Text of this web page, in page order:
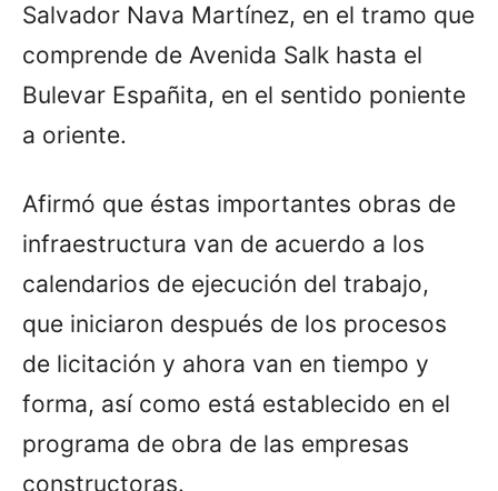
Salvador Nava Martínez, en el tramo que
comprende de Avenida Salk hasta el
Bulevar Españita, en el sentido poniente
a oriente.
Afirmó que éstas importantes obras de
infraestructura van de acuerdo a los
calendarios de ejecución del trabajo,
que iniciaron después de los procesos
de licitación y ahora van en tiempo y
forma, así como está establecido en el
programa de obra de las empresas
constructoras.